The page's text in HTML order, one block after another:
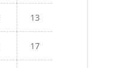
13
17